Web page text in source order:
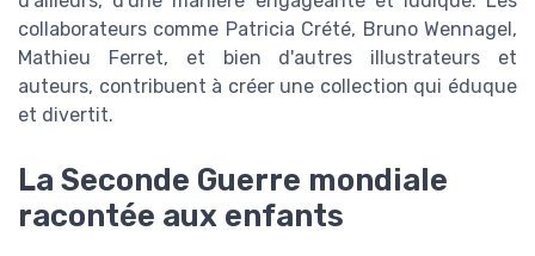
collaborateurs comme Patricia Crété, Bruno Wennagel,
Mathieu Ferret, et bien d'autres illustrateurs et
auteurs, contribuent à créer une collection qui éduque
et divertit.
La Seconde Guerre mondiale
racontée aux enfants